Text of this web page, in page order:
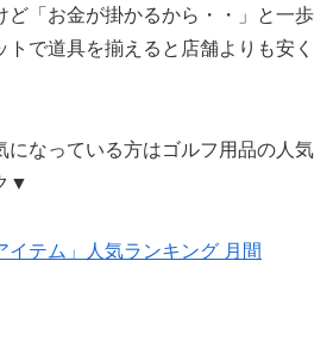
ど「お金が掛かるから・・」と一歩
で道具を揃えると店舗よりも安く
になっている方はゴルフ用品の人気
▼
テム」人気ランキング 月間